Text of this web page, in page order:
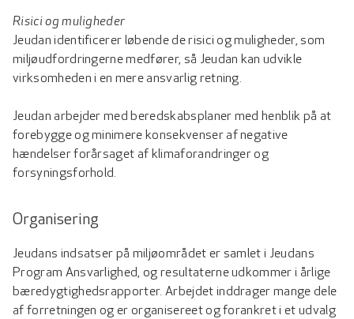
Risici og muligheder
Jeudan identificerer løbende de risici og muligheder, som
miljøudfordringerne medfører, så Jeudan kan udvikle
virksomheden i en mere ansvarlig retning.
Jeudan arbejder med beredskabsplaner med henblik på at
forebygge og minimere konsekvenser af negative
hændelser forårsaget af klimaforandringer og
forsyningsforhold.
Organisering
Jeudans indsatser på miljøområdet er samlet i Jeudans
Program Ansvarlighed, og resultaterne udkommer i årlige
bæredygtighedsrapporter. Arbejdet inddrager mange dele
af forretningen og er organisereet og forankret i et udvalg